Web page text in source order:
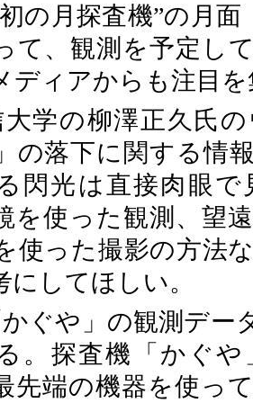
の月探査機”の月面
て、観測を予定し
ディアからも注目
大学の柳澤正久氏
の落下に関する情
閃光は直接肉眼
を使った観測、望
使った撮影の方法
にしてほしい。
ぐや」の観測デー
。探査機「かぐ
先端の機器を使っ